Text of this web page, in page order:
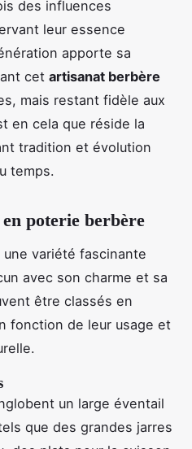
des influences
leur essence
apporte sa
cet artisanat berbère
mais restant fidèle aux
en cela que réside la
tradition et évolution
temps.
poterie berbère
variété fascinante
avec son charme et sa
être classés en
fonction de leur usage et
un large éventail
que des grandes jarres